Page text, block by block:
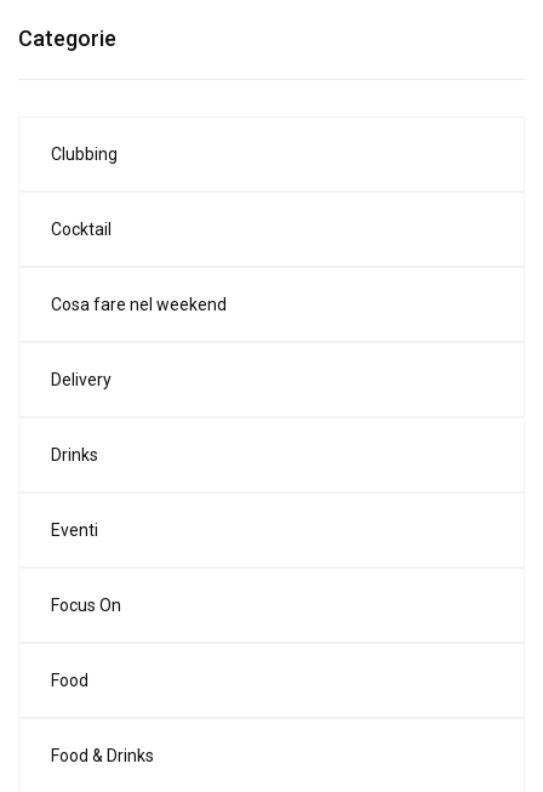
Categorie
Clubbing
Cocktail
Cosa fare nel weekend
Delivery
Drinks
Eventi
Focus On
Food
Food & Drinks